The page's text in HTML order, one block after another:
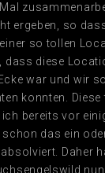
ergeben, so
so tollen
dass diese
war und wir
konnten.
bereits vor
das ein
Daher